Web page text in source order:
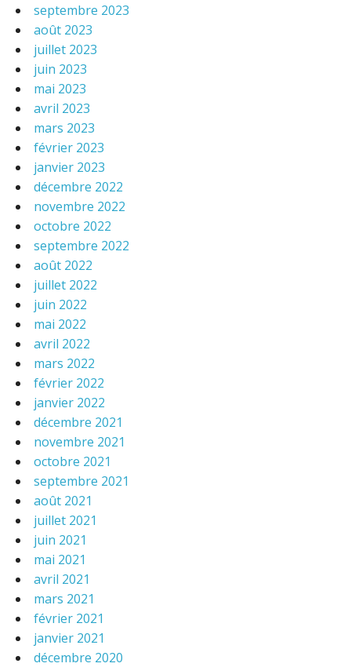
septembre 2023
août 2023
juillet 2023
juin 2023
mai 2023
avril 2023
mars 2023
février 2023
janvier 2023
décembre 2022
novembre 2022
octobre 2022
septembre 2022
août 2022
juillet 2022
juin 2022
mai 2022
avril 2022
mars 2022
février 2022
janvier 2022
décembre 2021
novembre 2021
octobre 2021
septembre 2021
août 2021
juillet 2021
juin 2021
mai 2021
avril 2021
mars 2021
février 2021
janvier 2021
décembre 2020